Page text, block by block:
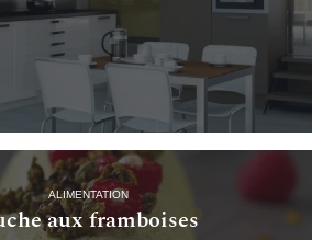
ALIMENTATION
aux framboises